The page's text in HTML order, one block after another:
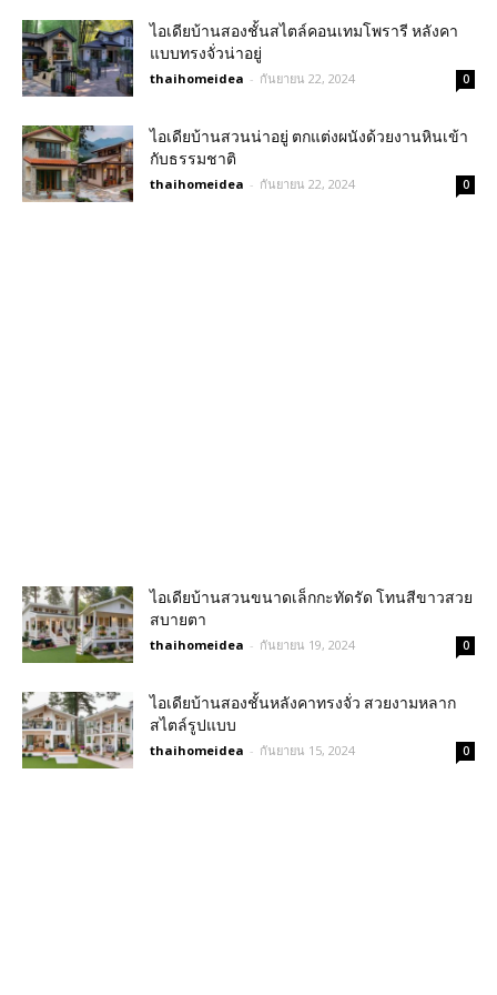
ไอเดียบ้านสองชั้นสไตล์คอนเทมโพรารี หลังคา
แบบทรงจั่วน่าอยู่
thaihomeidea - กันยายน 22, 2024 0
ไอเดียบ้านสวนน่าอยู่ ตกแต่งผนังด้วยงานหินเข้า
กับธรรมชาติ
thaihomeidea - กันยายน 22, 2024 0
ไอเดียบ้านสวนขนาดเล็กกะทัดรัด โทนสีขาวสวย
สบายตา
thaihomeidea - กันยายน 19, 2024 0
ไอเดียบ้านสองชั้นหลังคาทรงจั่ว สวยงามหลาก
สไตล์รูปแบบ
thaihomeidea - กันยายน 15, 2024 0